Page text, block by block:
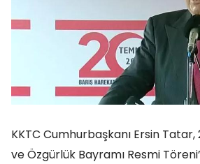
KKTC Cumhurbaşkanı Ersin Tatar,
ve Özgürlük Bayramı Resmi